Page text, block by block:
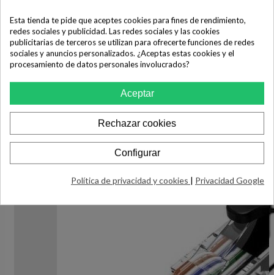
Esta tienda te pide que aceptes cookies para fines de rendimiento,
redes sociales y publicidad. Las redes sociales y las cookies
publicitarias de terceros se utilizan para ofrecerte funciones de redes
sociales y anuncios personalizados. ¿Aceptas estas cookies y el
procesamiento de datos personales involucrados?
Aceptar
Rechazar cookies
Configurar
Política de privacidad y cookies | Privacidad Google